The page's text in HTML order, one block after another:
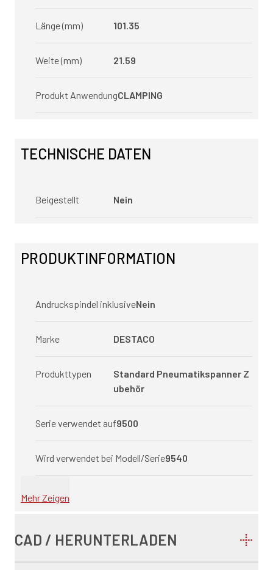
Länge (mm) 101.35
Weite (mm) 21.59
Produkt AnwendungCLAMPING
TECHNISCHE DATEN
Beigestellt Nein
PRODUKTINFORMATION
Andruckspindel inklusiveNein
Marke DESTACO
Produkttypen
Standard Pneumatikspanner Z
ubehör
Serie verwendet auf9500
Wird verwendet bei Modell/Serie9540
Mehr Zeigen
CAD / HERUNTERLADEN